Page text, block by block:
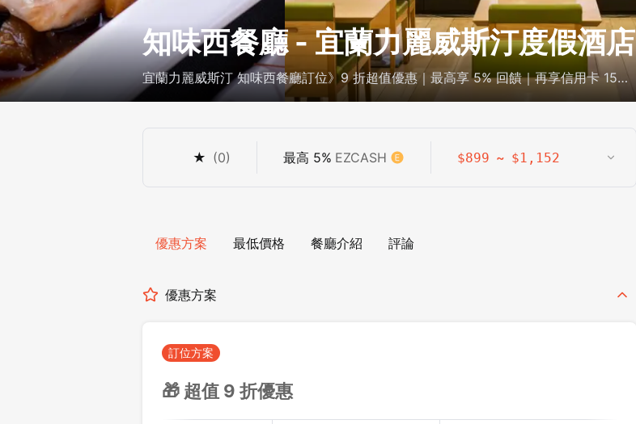
知味西餐廳 - 宜蘭力麗威斯汀度假酒店
宜蘭力麗威斯汀 知味西餐廳訂位》9 折超值優惠｜最高享 5% 回饋｜再享信用卡 15%
折扣
★ (0) 最高 5% EZCASH $899 ~ $1,152
優惠方案 最低價格 餐廳介紹 評論
優惠方案
訂位方案
🎁 超值 9 折優惠